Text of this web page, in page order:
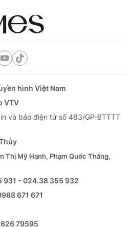
hình Việt Nam
VTV
và báo điện tử số 483/GP-BTTTT
Thị Mỹ Hạnh, Phạm Quốc Thắng,
931 - 024.38 355 932
671 671
79595